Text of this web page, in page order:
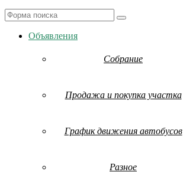
Search
Объявления
Собрание
Продажа и покупка участка
График движения автобусов
Разное